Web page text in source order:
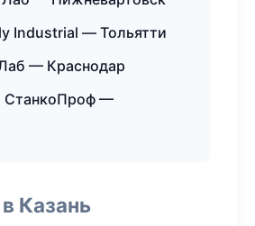
Industrial — Тольятти
— Краснодар
СтанкоПроф —
Казань